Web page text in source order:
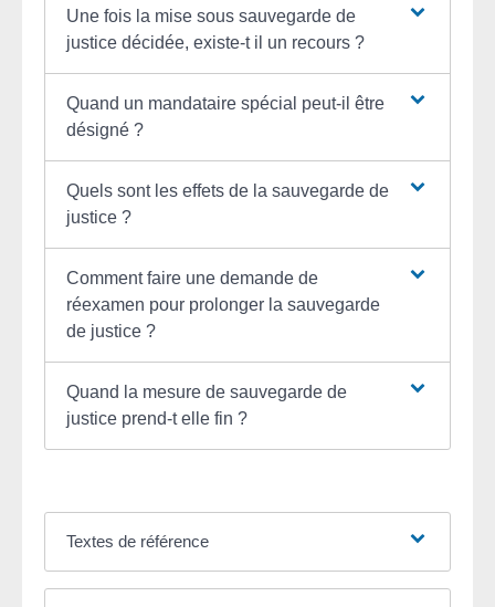
Une fois la mise sous sauvegarde de
justice décidée, existe-t il un recours ?
Quand un mandataire spécial peut-il être
désigné ?
Quels sont les effets de la sauvegarde de
justice ?
Comment faire une demande de
réexamen pour prolonger la sauvegarde
de justice ?
Quand la mesure de sauvegarde de
justice prend-t elle fin ?
Textes de référence